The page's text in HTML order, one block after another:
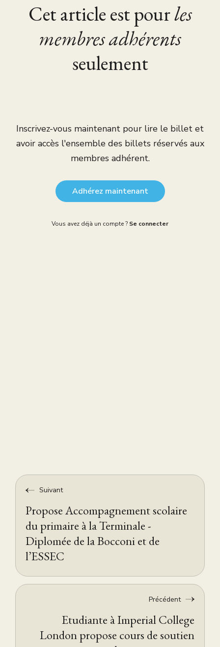
Cet article est pourles
membres adhérents
seulement
Inscrivez-vous maintenant pour lire le billet et
avoir accès l'ensemble des billets réservés aux
membres adhérent.
Adhérez maintenant
Vous avez déjà un compte ? Se connecter
Suivant
Propose Accompagnement scolaire
du primaire à la Terminale -
Diplomée de la Bocconi et de
l’ESSEC
Précédent
Etudiante à Imperial College
London propose cours de soutien